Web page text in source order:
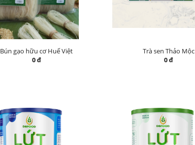
Bún gạo hữu cơ Huế Việt
0 đ
Trà sen Thảo Mộc
0 đ